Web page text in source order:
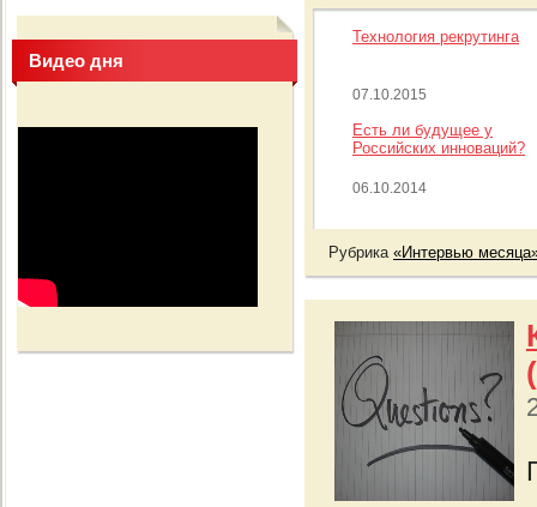
Видео дня
Технология рекрутинга
07.10.2015
Есть ли будущее у
Российских инноваций?
06.10.2014
Рубрика «Интервью